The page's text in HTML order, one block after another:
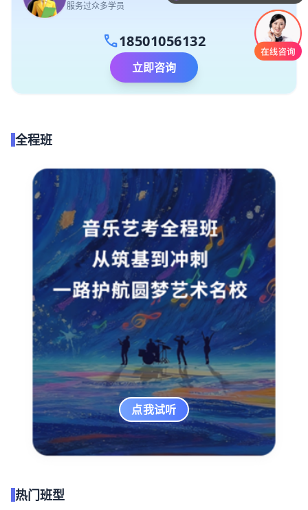
服务过众多学员
call18501056132
立即咨询
全程班
点我试听
热门班型
你们是怎么收费的呢